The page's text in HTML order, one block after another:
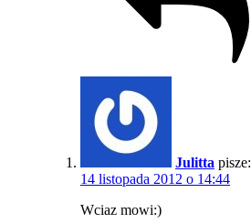
Julitta pisze:
14 listopada 2012 o 14:44
Wciaz mowi:)